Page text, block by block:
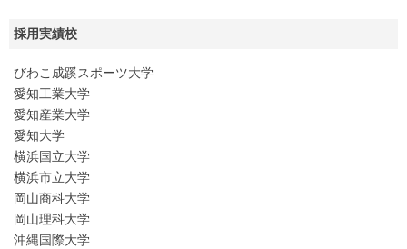
採用実績校
びわこ成蹊スポーツ大学
愛知工業大学
愛知産業大学
愛知大学
横浜国立大学
横浜市立大学
岡山商科大学
岡山理科大学
沖縄国際大学